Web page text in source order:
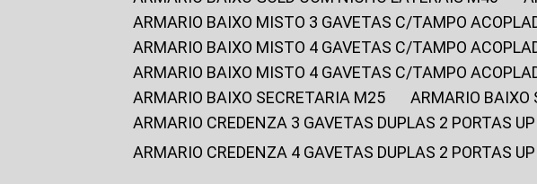
ARMARIO BAIXO MISTO 3 GAVETAS C/TAMPO
ARMARIO BAIXO MISTO 4 GAVETAS C/TAMPO
ARMARIO BAIXO MISTO 4 GAVETAS C/TAMPO
ARMARIO BAIXO SECRETARIA M25
ARMARIO
ARMARIO CREDENZA 3 GAVETAS DUPLAS 2 PORTAS UP
ARMARIO CREDENZA 4 GAVETAS DUPLAS 2 PORTAS UP